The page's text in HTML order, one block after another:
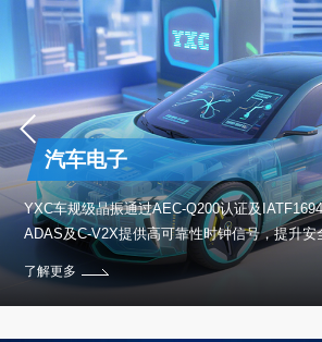
汽车电子
YXC车规级晶振通过AEC-Q200认证及
ADAS及C-V2X提供高可靠性时钟信号，提升安
了解更多